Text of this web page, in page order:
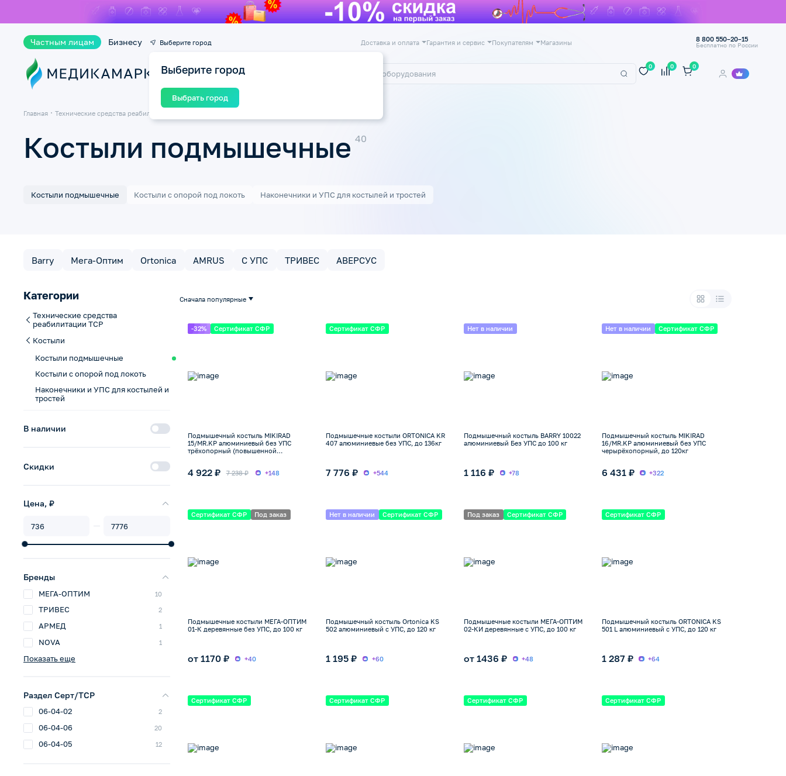
Частным лицам Бизнесу Выберите город
Выберите город
Выбрать город
Доставка и оплата Гарантия и сервис Покупателям Магазины 8 800 550–20–15
Бесплатно по России
Каталог
0 0 0
Главная Технические средства реабилитации ТСР
Костыли подмышечные
Костыли подмышечные Костыли с опорой под локоть Наконечники и УПС для костылей и тростей
Barry Мега-Оптим Ortonica AMRUS С УПС ТРИВЕС АВЕРСУС
Категории
Технические средства
реабилитации ТСР
Костыли
Костыли подмышечные
Костыли с опорой под локоть
Наконечники и УПС для костылей и
тростей
В наличии
Скидки
Цена, ₽
Бренды
МЕГА-ОПТИМ 10
ТРИВЕС 2
АРМЕД 1
NOVA 1
Показать еще
Раздел Серт/ТСР
06-04-02 2
06-04-06 20
06-04-05 12
Сначала популярные
-32% Сертификат СФР
Подмышечный костыль MIKIRAD
15/MR.KP алюминиевый без УПС
трёхопорный (повышенной
4 922 ₽ 7 238 ₽ +148
Сертификат СФР
Подмышечные костыли ORTONICA KR
407 алюминиевые без УПС, до 136кг
7 776 ₽ +544
Нет в наличии
Подмышечный костыль BARRY 10022
алюминиевый Без УПС до 100 кг
1 116 ₽ +78
Нет в наличии Сертификат СФР
Подмышечный костыль MIKIRAD
16/MR.KP алюминиевый без УПС
черырёхопорный, до 120кг
6 431 ₽ +322
Сертификат СФР Под заказ
Подмышечные костыли МЕГА-ОПТИМ
01-К деревянные без УПС, до 100 кг
от 1170 ₽ +40
Нет в наличии Сертификат СФР
Подмышечный костыль Ortonica KS
502 алюминиевый с УПС, до 120 кг
1 195 ₽ +60
Под заказ Сертификат СФР
Подмышечные костыли МЕГА-ОПТИМ
02-КИ деревянные с УПС, до 100 кг
от 1436 ₽ +48
Сертификат СФР
Подмышечный костыль ORTONICA KS
501 L алюминиевый с УПС, до 120 кг
1 287 ₽ +64
Сертификат СФР Сертификат СФР Сертификат СФР Сертификат СФР